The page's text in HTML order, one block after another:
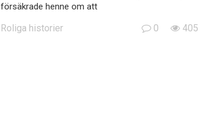
försäkrade henne om att
Roliga historier 0 405